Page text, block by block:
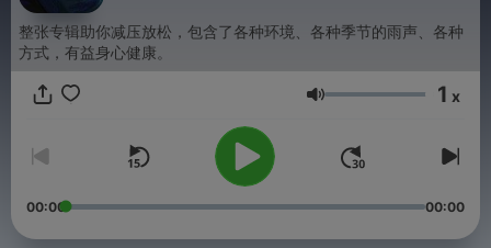
整张专辑助你减压放松，包含了各种环境、各种季节的雨声、各种
方式，有益身心健康。
音量 1 x
00:00 00:00